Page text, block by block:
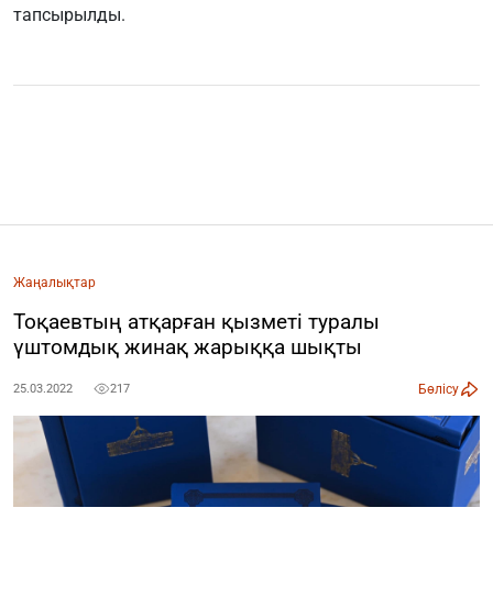
тапсырылды.
Жаңалықтар
Тоқаевтың атқарған қызметі туралы
үштомдық жинақ жарыққа шықты
25.03.2022 217 Бөлісу